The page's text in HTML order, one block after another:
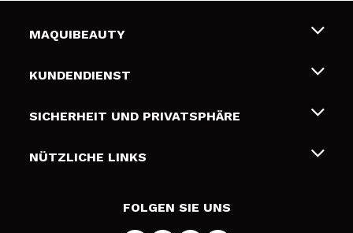
MAQUIBEAUTY
Über uns
Geschenkkarten
KUNDENDIENST
Liefer- und Versandkosten
Zahlung
SICHERHEIT UND PRIVATSPHÄRE
Bedingungen und Datenschutz
NÜTZLICHE LINKS
FOLGEN SIE UNS